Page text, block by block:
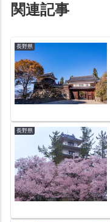
関連記事
長野県
長野県